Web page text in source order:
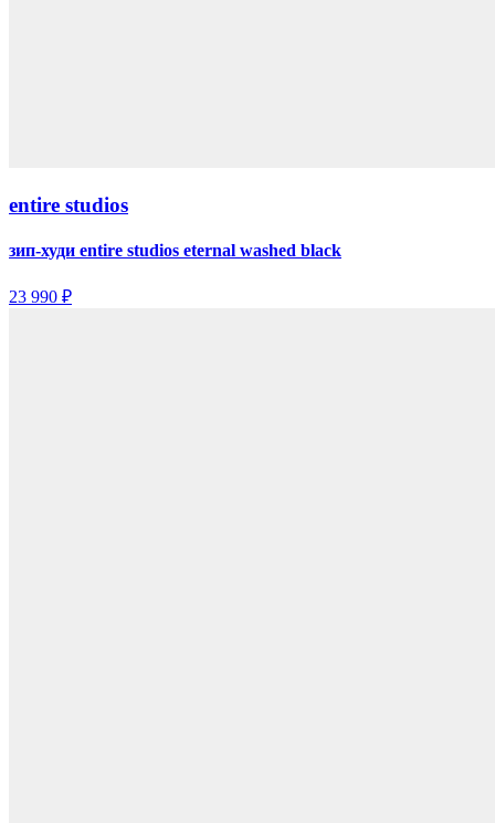
entire studios
зип-худи entire studios eternal washed black
23 990 ₽